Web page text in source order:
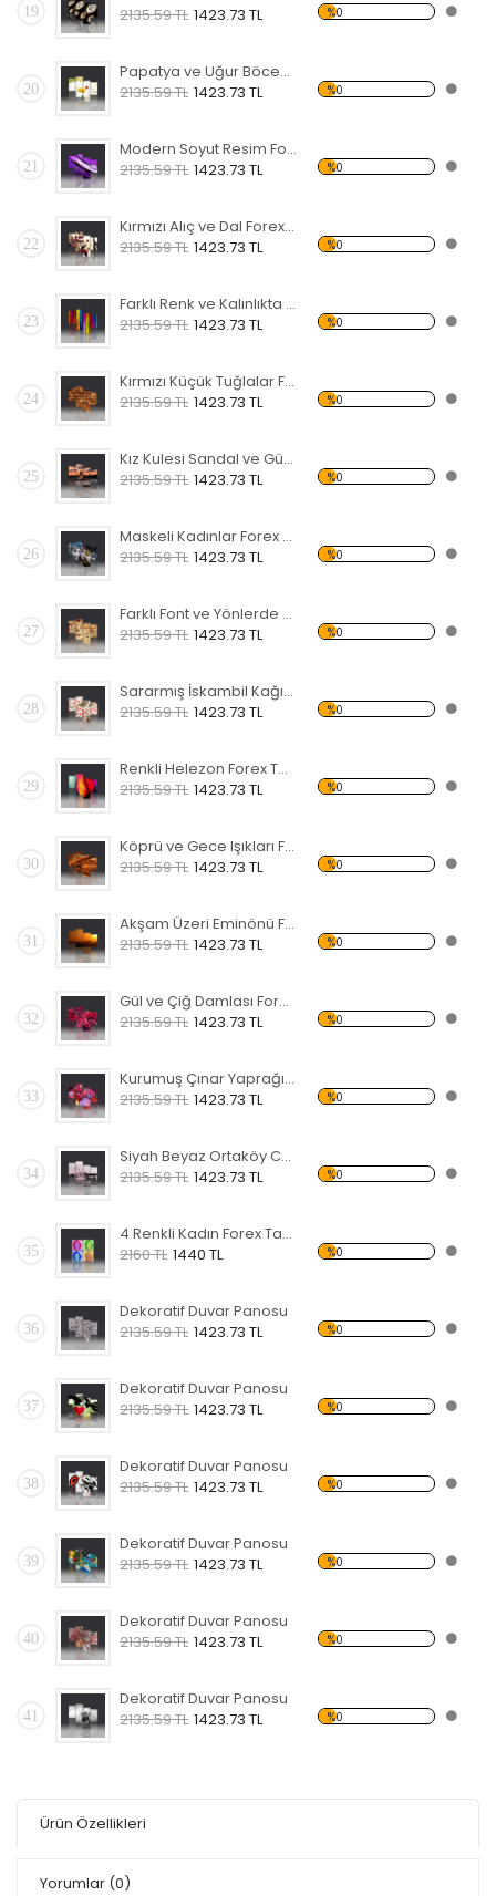
19
2135.59 TL 1423.73 TL %0
20
Papatya ve Uğur Böceği Forex Tablo
2135.59 TL 1423.73 TL %0
21
Modern Soyut Resim Forex Tablo
2135.59 TL 1423.73 TL %0
22
Kırmızı Alıç ve Dal Forex Tablo
2135.59 TL 1423.73 TL %0
23
Farklı Renk ve Kalınlıkta Çubuklar Forex Tablo
2135.59 TL 1423.73 TL %0
24
Kırmızı Küçük Tuğlalar Forex Tablo
2135.59 TL 1423.73 TL %0
25
Kız Kulesi Sandal ve Gün Batımı Forex Tablo
2135.59 TL 1423.73 TL %0
26
Maskeli Kadınlar Forex Tablo
2135.59 TL 1423.73 TL %0
27
Farklı Font ve Yönlerde Love Forex Tablo
2135.59 TL 1423.73 TL %0
28
Sararmış İskambil Kağıtları Forex Tablo
2135.59 TL 1423.73 TL %0
29
Renkli Helezon Forex Tablo
2135.59 TL 1423.73 TL %0
30
Köprü ve Gece Işıkları Forex Tablo
2135.59 TL 1423.73 TL %0
31
Akşam Üzeri Eminönü Forex Tablo
2135.59 TL 1423.73 TL %0
32
Gül ve Çiğ Damlası Forex Tablo
2135.59 TL 1423.73 TL %0
33
Kurumuş Çınar Yaprağı ve Taş Forex Tablo
2135.59 TL 1423.73 TL %0
34
Siyah Beyaz Ortaköy Camii Forex Tablo
2135.59 TL 1423.73 TL %0
35
4 Renkli Kadın Forex Tablo
2160 TL 1440 TL %0
36
Dekoratif Duvar Panosu
2135.59 TL 1423.73 TL %0
37
Dekoratif Duvar Panosu
2135.59 TL 1423.73 TL %0
38
Dekoratif Duvar Panosu
2135.59 TL 1423.73 TL %0
39
Dekoratif Duvar Panosu
2135.59 TL 1423.73 TL %0
40
Dekoratif Duvar Panosu
2135.59 TL 1423.73 TL %0
41
Dekoratif Duvar Panosu
2135.59 TL 1423.73 TL %0
Ürün Özellikleri
Yorumlar (0)